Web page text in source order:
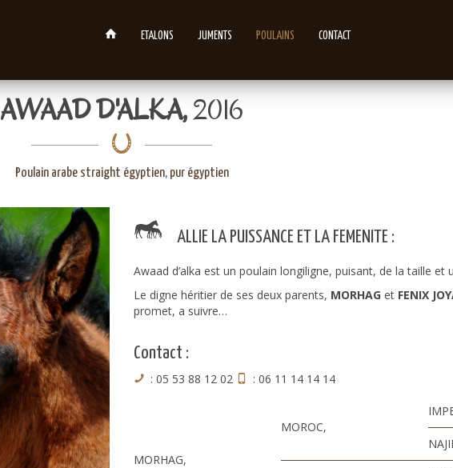
ETALONS JUMENTS POULAINS CONTACT
AWAAD D'ALKA,2016
Poulain arabe straight égyptien, pur égyptien
ALLIE LA PUISSANCE ET LA FEMENITE :
Awaad d’alka est un poulain longiligne, puisant, de la taille et
Le digne héritier de ses deux parents, MORHAG et FENIX
promet, a suivre…
Contact :
: 05 53 88 12 02 : 06 11 14 14 14
MORHAG,
MOROC,